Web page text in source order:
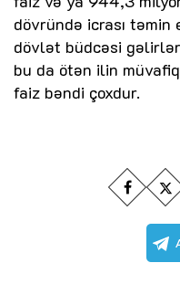
dövründə icrası
dövlət büdcəsi
bu da ötən ilin
faiz bəndi çoxdur.